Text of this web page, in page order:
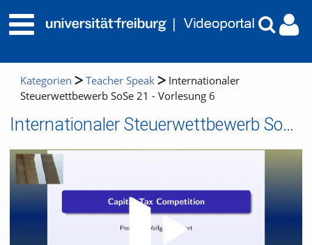
Kategorien Teacher Speak
Internationaler
Steuerwettbewerb SoSe 21 - Vorlesung 6
Internationaler Steuerwettbewerb SoSe 21 - Vorlesung 6